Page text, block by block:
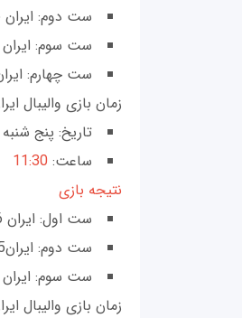
ست دوم: ایران 25 __ آمریکا 22
ست سوم: ایران 18 __ آمریکا - 25
ست چهارم: ایران 12 __ آمریکا
زمان بازی والیبال
تاریخ: پنج شنبه
ساعت: 11:30
نتیجه بازی
ست اول: ایران 26 __ تونس 24
ست دوم: ایران25 __ تونس 17
ست سوم: ایران 25 __ تونس 22
زمان بازی والیبال